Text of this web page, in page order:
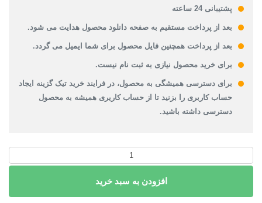
پشتیبانی 24 ساعته
بعد از پرداخت مستقیم به صفحه دانلود محصول هدایت می شود.
بعد از پرداخت همچنین فایل محصول برای شما ایمیل می گردد.
برای خرید محصول نیازی به ثبت نام نیست.
برای دسترسی همیشگی به محصول، در فرایند خرید تیک گزینه ایجاد
حساب کاربری را بزنید تا از حساب کاریری همیشه به محصول
دسترسی داشته باشید.
فایل
های
افزودن به سبد خرید